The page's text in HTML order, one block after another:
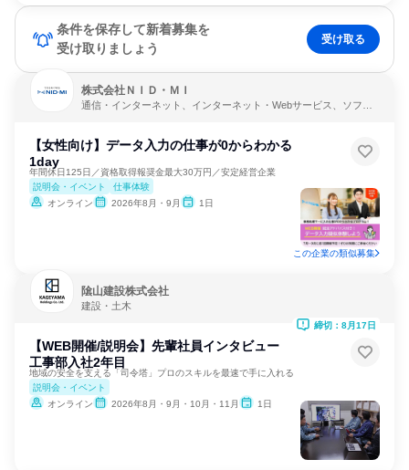
条件を保存して新着募集を
受け取りましょう
受け取る
株式会社ＮＩＤ・ＭＩ
通信・インターネット、インターネット・Webサービス、ソフト
【女性向け】データ入力の仕事が0からわかる
1day
年間休日125日／資格取得報奨金最大30万円／安定経営企業
説明会・イベント
仕事体験
オンライン
2026年8月・9月 1日
この企業の類似募集
隂山建設株式会社
建設・土木
【WEB開催/説明会】先輩社員インタビュー
工事部入社2年目
地域の安全を支える「司令塔」プロのスキルを最速で手に入れる
説明会・イベント
オンライン
2026年8月・9月・10月・11月 1日
締切：8月17日